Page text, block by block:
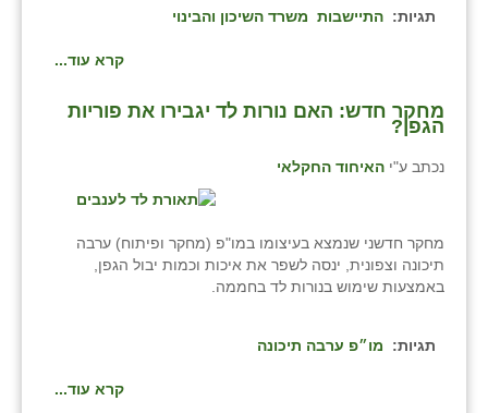
תגיות: התיישבות משרד השיכון והבינוי
קרא עוד...
מחקר חדש: האם נורות לד יגבירו את פוריות
הגפן?
נכתב ע"י האיחוד החקלאי
מחקר חדשני שנמצא בעיצומו במו"פ (מחקר ופיתוח) ערבה
תיכונה וצפונית, ינסה לשפר את איכות וכמות יבול הגפן,
באמצעות שימוש בנורות לד בחממה.
תגיות: מו״פ ערבה תיכונה
קרא עוד...